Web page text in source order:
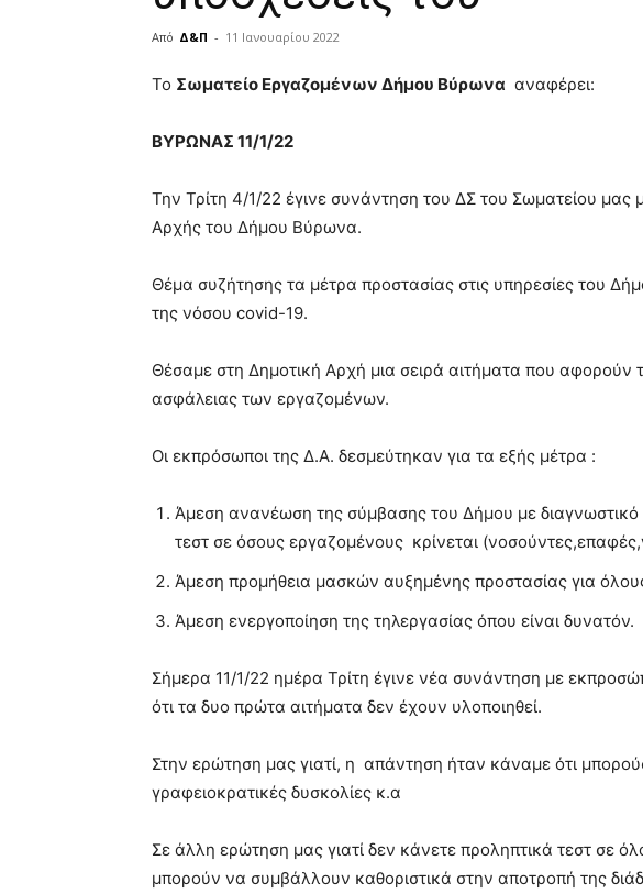
Από Δ&Π - 11 Ιανουαρίου 2022
blonde
lesbians
hot
show.desi
brandi
teaches
you
of
pain.
hd
Το Σωματείο Εργαζομένων Δήμου Βύρωνα αναφέρει:
ΒΥΡΩΝΑΣ 11/1/22
Την Τρίτη 4/1/22 έγινε συνάντηση του ΔΣ του Σωματείου μας
Αρχής του Δήμου Βύρωνα.
Θέμα συζήτησης τα μέτρα προστασίας στις υπηρεσίες του
της νόσου covid-19.
Θέσαμε στη Δημοτική Αρχή μια σειρά αιτήματα που αφορούν
ασφάλειας των εργαζομένων.
Οι εκπρόσωποι της Δ.Α. δεσμεύτηκαν για τα εξής μέτρα :
Άμεση ανανέωση της σύμβασης του Δήμου με διαγνωστικό
τεστ σε όσους εργαζομένους κρίνεται
Άμεση προμήθεια μασκών αυξημένης προστασίας για
Άμεση ενεργοποίηση της τηλεργασίας όπου είναι δυνατόν.
Σήμερα 11/1/22 ημέρα Τρίτη έγινε νέα συνάντηση με
ότι τα δυο πρώτα αιτήματα δεν έχουν υλοποιηθεί.
Στην ερώτηση μας γιατί, η απάντηση ήταν κάναμε ότι
γραφειοκρατικές δυσκολίες κ.α
Σε άλλη ερώτηση μας γιατί δεν κάνετε προληπτικά τεστ σε
μπορούν να συμβάλλουν καθοριστικά στην αποτροπή της